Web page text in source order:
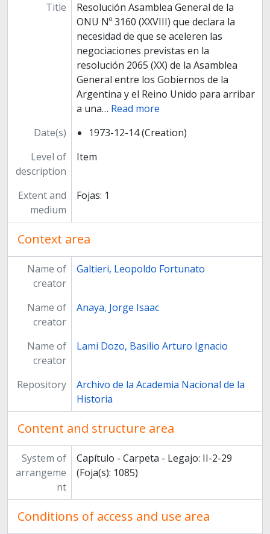
Title
Resolución Asamblea General de la
ONU Nº 3160 (XXVIII) que declara la
necesidad de que se aceleren las
negociaciones previstas en la
resolución 2065 (XX) de la Asamblea
General entre los Gobiernos de la
Argentina y el Reino Unido para arribar
a una… Read more
Date(s)
1973-12-14 (Creation)
Level of
description
Item
Extent and
medium
Fojas: 1
Context area
Name of
creator
Galtieri, Leopoldo Fortunato
Name of
creator
Anaya, Jorge Isaac
Name of
creator
Lami Dozo, Basilio Arturo Ignacio
Repository
Archivo de la Academia Nacional de la
Historia
Content and structure area
System of
arrangeme
nt
Capítulo - Carpeta - Legajo: II-2-29
(Foja(s): 1085)
Conditions of access and use area